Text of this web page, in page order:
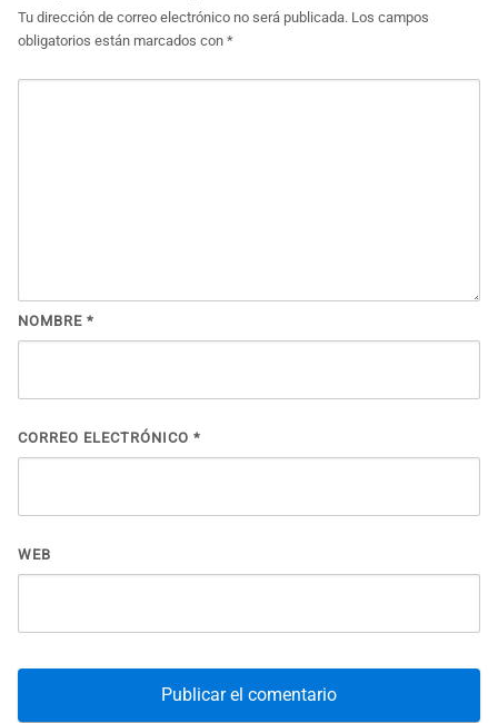
Tu dirección de correo electrónico no será publicada. Los campos
obligatorios están marcados con *
NOMBRE *
CORREO ELECTRÓNICO *
WEB